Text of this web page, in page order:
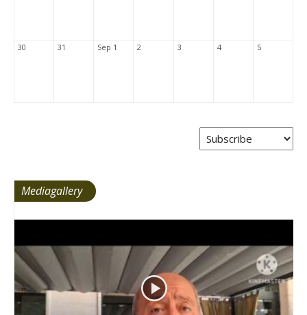
30 31 Sep 1 2 3 4 5
Mediagallery